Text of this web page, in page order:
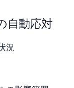
自動応対
況